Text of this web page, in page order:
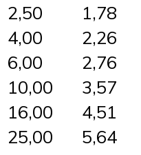
2,50
1,78
4,00
2,26
6,00
2,76
10,00
3,57
16,00
4,51
25,00
5,64